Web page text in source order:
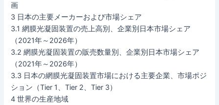
画
3 日本の主要メーカーおよび市場シェア
3.1 網膜光凝固装置の売上高別、企業別日本市場シェア
（2021年～2026年）
3.2 網膜光凝固装置の販売数量別、企業別日本市場シェア
（2021年～2026年）
3.3 日本の網膜光凝固装置市場における主要企業、市場ポジ
ション（Tier 1、Tier 2、Tier 3）
4 世界の生産地域